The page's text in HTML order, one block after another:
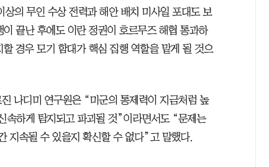
의 무인 수상 전력과 해안 배치 미사일 포대도 보
끝난 후에도 이란 정권이 호르무즈 해협 통과하
경우 모기 함대가 핵심 집행 역할을 맡게 될 것으
나디미 연구원은 “미군의 통제력이 지금처럼 높
속하게 탐지되고 파괴될 것”이라면서도 “문제는
지속될 수 있을지 확신할 수 없다”고 말했다.